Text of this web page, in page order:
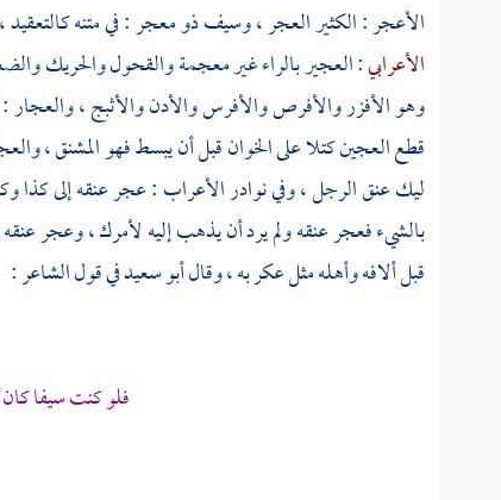
الأعجر : الكثير العجر ، وسيف ذو معجر : في متنه
الأعرابي: العجير بالراء غير معجمة والقحول والحريك
وهو الأفزر والأفرص والأفرس والأدن والأثبج ،
قطع العجين كتلا على الخوان قبل أن يبسط فهو المشنق ،
ليك عنق الرجل ، وفي نوادر الأعراب : عجر عنقه إلى كذا
بالشيء فعجر عنقه ولم يرد أن يذهب إليه لأمرك ، وعجر
قبل ألافه وأهله مثل عكر به ، وقالأبو سعيدفي قول الشاعر :
فلو كنت سيفا